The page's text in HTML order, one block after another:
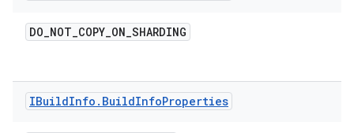
DO_NOT_COPY_ON_SHARDING
IBuildInfo . BuildInfoProperties